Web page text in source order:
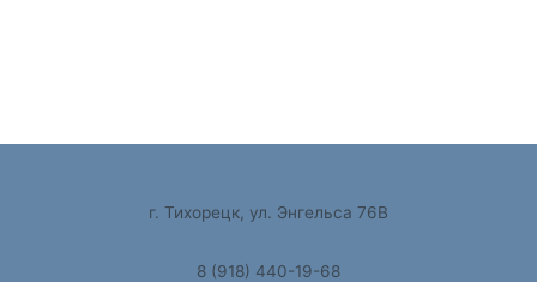
г. Тихорецк, ул. Энгельса 76В
8 (918) 440-19-68